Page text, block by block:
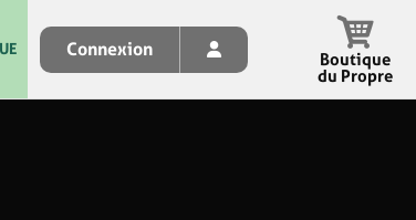
Connexion
Boutique
du Propre